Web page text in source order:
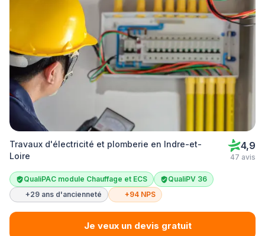
Travaux d'électricité et plomberie en Indre-et-
Loire
4,9
47 avis
QualiPAC module Chauffage et ECS
QualiPV 36
+29 ans d'ancienneté
+94 NPS
Je veux un devis gratuit